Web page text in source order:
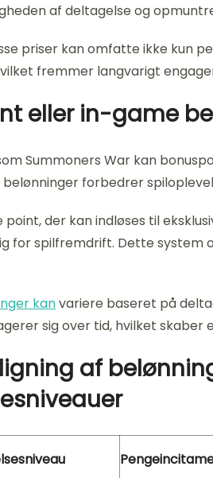
af deltagelse og
priser kan omfatte ikke kun
fremmer langvarigt
eller in-game
Summoners War kan
belønninger forbedrer
point, der kan indløses til
for spilfremdrift. Dette system
kanvariere baseret på
sig over tid, hvilket
af